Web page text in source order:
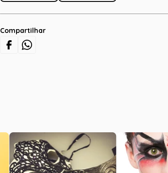
Compartilhar